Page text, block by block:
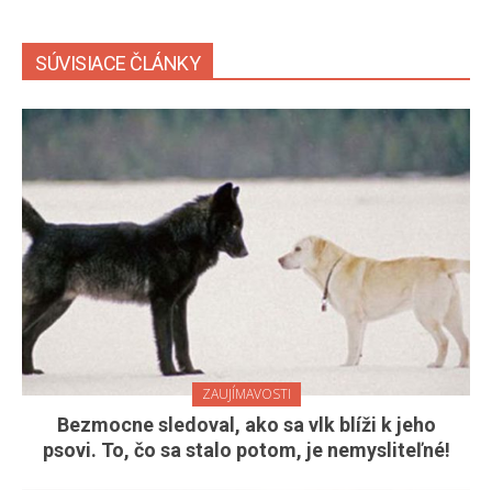
SÚVISIACE ČLÁNKY
ZAUJÍMAVOSTI
Bezmocne sledoval, ako sa vlk blíži k jeho
psovi. To, čo sa stalo potom, je nemysliteľné!